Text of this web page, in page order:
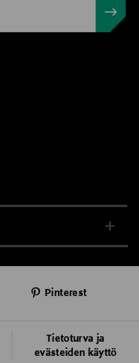
Tietoturva ja
evästeiden käyttö
Pinterest